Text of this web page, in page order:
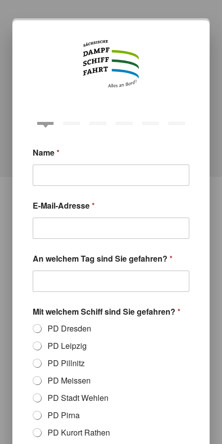
a
r
n
i
e
w
l
h
Name*
E-Mail-Adresse*
An welchem Tag sind Sie gefahren? *
Mit welchem Schiff sind Sie gefahren? *
PD Dresden
PD Leipzig
PD Pillnitz
PD Meissen
PD Stadt Wehlen
PD Pirna
PD Kurort Rathen